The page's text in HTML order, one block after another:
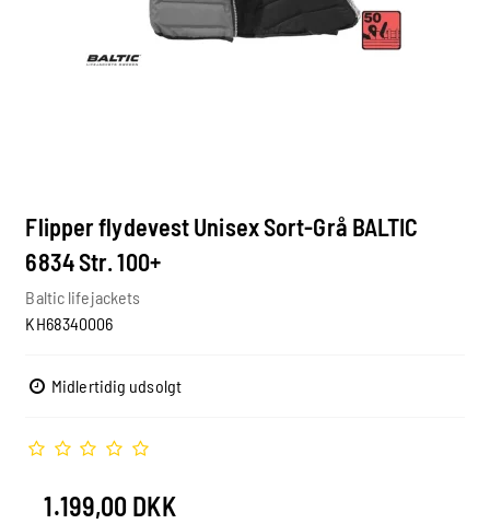
Flipper flydevest Unisex Sort-Grå BALTIC
6834 Str. 100+
Baltic lifejackets
KH68340006
Midlertidig udsolgt
1.199,00 DKK